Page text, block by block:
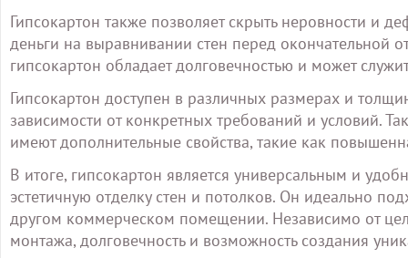
Гипсокартон также позволяет скрыть неровности и
деньги на выравнивании стен перед окончательной
гипсокартон обладает долговечностью и может
Гипсокартон доступен в различных размерах и
зависимости от конкретных требований и условий.
имеют дополнительные свойства, такие как
В итоге, гипсокартон является универсальным и
эстетичную отделку стен и потолков. Он идеально
другом коммерческом помещении. Независимо от
монтажа, долговечность и возможность создания